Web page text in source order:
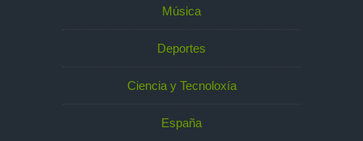
Música
Deportes
Ciencia y Tecnoloxía
España